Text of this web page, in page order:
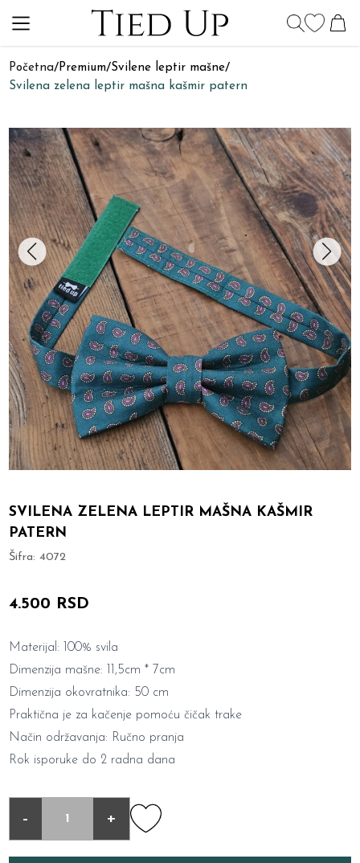
Početna/Premium/Svilene leptir mašne/
Svilena zelena leptir mašna kašmir patern
SVILENA ZELENA LEPTIR MAŠNA KAŠMIR
PATERN
Šifra:4072
4.500 RSD
Materijal: 100% svila
Dimenzija mašne: 11,5cm * 7cm
Dimenzija okovratnika: 50 cm
Praktična je za kačenje pomoću čičak trake
Način održavanja: Ručno pranja
Rok isporuke do 2 radna dana
- +